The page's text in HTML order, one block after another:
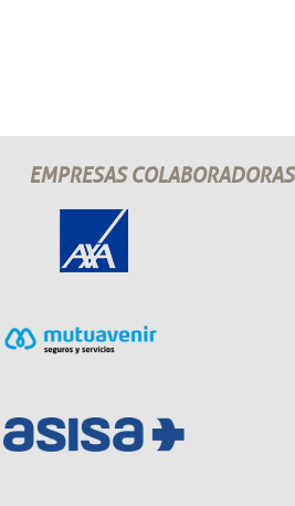
EMPRESAS COLABORADORAS